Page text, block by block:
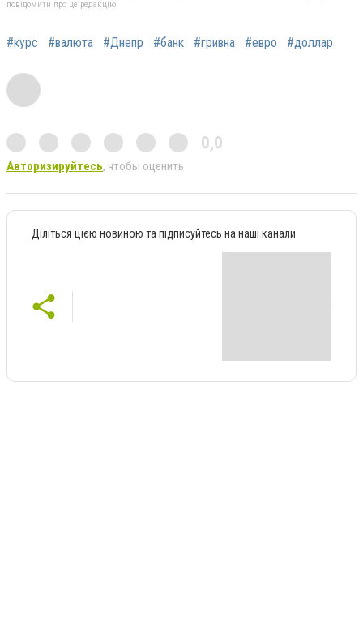
повідомити про це редакцію
#курс #валюта #Днепр #банк #гривна #евро #доллар
0,0
Авторизируйтесь, чтобы оценить
Діліться цією новиною та підписуйтесь на наші канали